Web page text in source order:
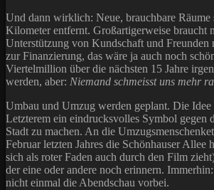
Und dann wirklich: Neue, brauchbare Räume
Kilometer entfernt. Großartigerweise braucht
Unterstützung von Kundschaft und Freunden
zur Finanzierung, das wäre ja auch noch
Viertelmillion über die nächsten 15 Jahre
werden, aber: Niemand schmeisst uns mehr
Umbau und Umzug werden geplant. Die Idee
Letzterem ein eindrucksvolles Symbol gegen
Stadt zu machen. An die
Februar letzten Jahres die Schönhauser Allee
sich als roter Faden auch durch den Film
der eine oder andere noch erinnern.
nicht einmal die Abendschau vorbei.